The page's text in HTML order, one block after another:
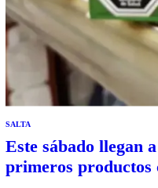
SALTA
Este sábado llegan
primeros productos